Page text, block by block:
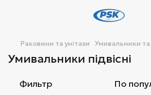
Раковини та унітази Умивальники та
Умивальники підвісні
Фильтр По